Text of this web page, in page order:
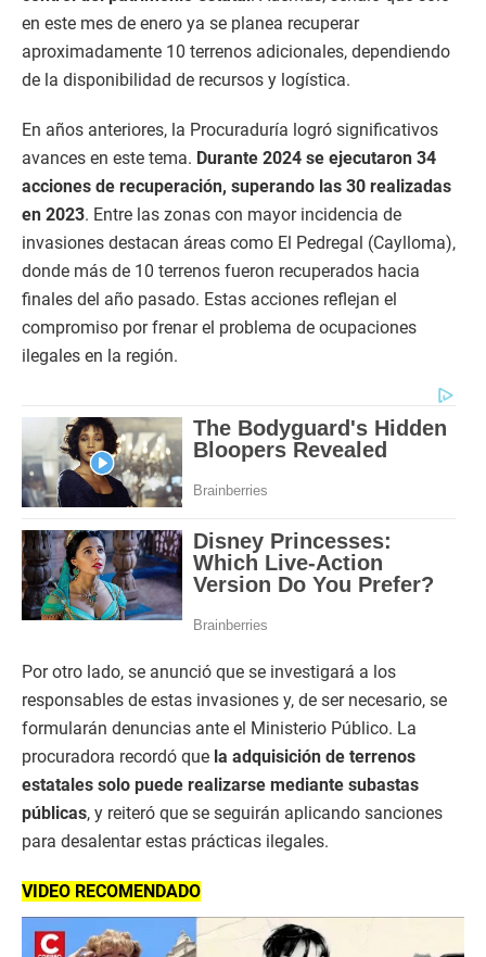
en este mes de enero ya se planea recuperar
aproximadamente 10 terrenos adicionales, dependiendo
de la disponibilidad de recursos y logística.
En años anteriores, la Procuraduría logró significativos
avances en este tema. Durante 2024 se ejecutaron 34
acciones de recuperación, superando las 30 realizadas
en 2023. Entre las zonas con mayor incidencia de
invasiones destacan áreas como El Pedregal (Caylloma),
donde más de 10 terrenos fueron recuperados hacia
finales del año pasado. Estas acciones reflejan el
compromiso por frenar el problema de ocupaciones
ilegales en la región.
Por otro lado, se anunció que se investigará a los
responsables de estas invasiones y, de ser necesario, se
formularán denuncias ante el Ministerio Público. La
procuradora recordó que la adquisición de terrenos
estatales solo puede realizarse mediante subastas
públicas, y reiteró que se seguirán aplicando sanciones
para desalentar estas prácticas ilegales.
VIDEO RECOMENDADO